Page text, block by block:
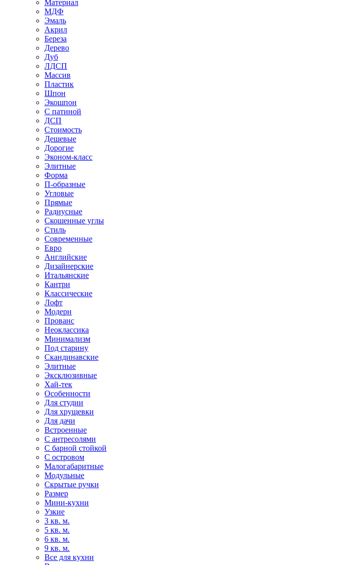
Материал
МДФ
Эмаль
Акрил
Береза
Дерево
Дуб
ЛДСП
Массив
Пластик
Шпон
Экошпон
С патиной
ДСП
Стоимость
Дешевые
Дорогие
Эконом-класс
Элитные
Форма
П-образные
Угловые
Прямые
Радиусные
Скошенные углы
Стиль
Современные
Евро
Английские
Дизайнерские
Итальянские
Кантри
Классические
Лофт
Модерн
Прованс
Неоклассика
Минимализм
Под старину
Скандинавские
Элитные
Эксклюзивные
Хай-тек
Особенности
Для студии
Для хрущевки
Для дачи
Встроенные
С антресолями
С барной стойкой
С островом
Малогабаритные
Модульные
Скрытые ручки
Размер
Мини-кухни
Узкие
3 кв. м.
5 кв. м.
6 кв. м.
9 кв. м.
Все для кухни